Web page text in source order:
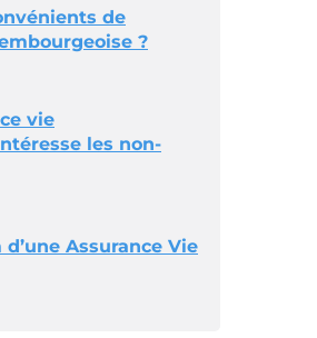
de
?
vie
les non-
Assurance Vie